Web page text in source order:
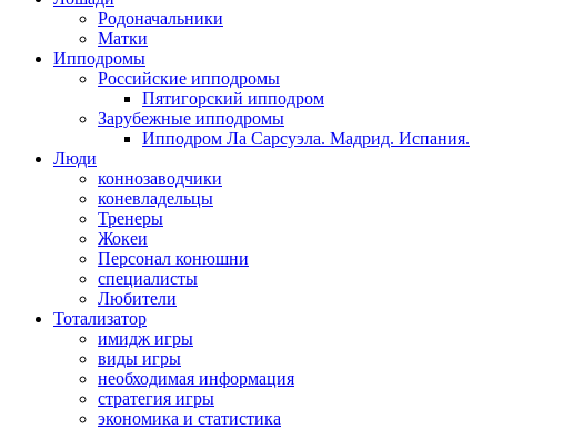
Родоначальники
Матки
Ипподромы
Российские ипподромы
Пятигорский ипподром
Зарубежные ипподромы
Ипподром Ла Сарсуэла. Мадрид. Испания.
Люди
коннозаводчики
коневладельцы
Тренеры
Жокеи
Персонал конюшни
специалисты
Любители
Тотализатор
имидж игры
виды игры
необходимая информация
стратегия игры
экономика и статистика